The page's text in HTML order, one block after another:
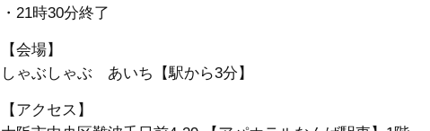
・21時30分終了
【会場】
しゃぶしゃぶ あいち【駅から3分】
【アクセス】